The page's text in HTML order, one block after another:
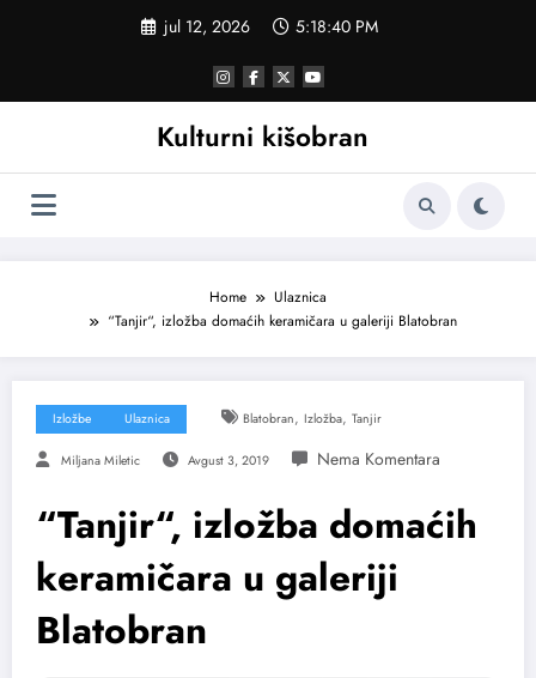
jul 12, 2026 5:18:41 PM
Kulturni kišobran
Home
Ulaznica
“Tanjir“, izložba domaćih keramičara u galeriji Blatobran
Izložbe Ulaznica Blatobran, Izložba, Tanjir
Miljana Miletic Avgust 3, 2019
“Tanjir“, izložba domaćih
keramičara u galeriji
Blatobran